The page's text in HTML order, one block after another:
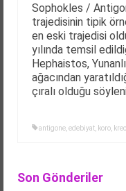
Sophokles /
trajedisinin tipik
en eski trajedisi
yılında temsil
Hephaistos,
ağacından
çıralı olduğu
antigone edebiyat koro
Son Gönderiler